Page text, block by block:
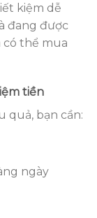
kiệm dễ
đang được
có thể mua
tiền
quả, bạn cần:
ngày